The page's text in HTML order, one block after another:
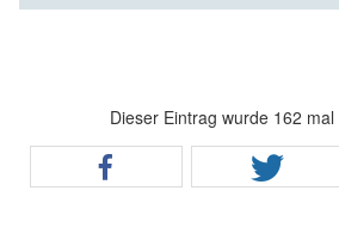
Dieser Eintrag wurde 162